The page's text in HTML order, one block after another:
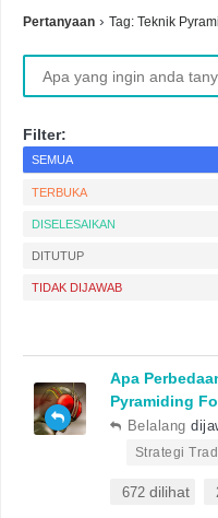
Pertanyaan › Tag: Teknik
Filter:
SEMUA
TERBUKA
DISELESAIKAN
DITUTUP
TIDAK DIJAWAB
Apa
Pyramiding
Belalang
Strategi
672 dilihat